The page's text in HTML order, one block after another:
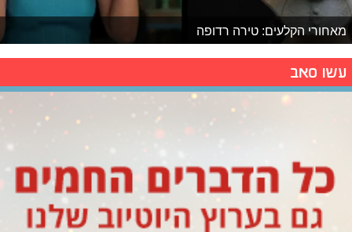
מאחורי הקלעים: טירה רדופה
עשו סאב